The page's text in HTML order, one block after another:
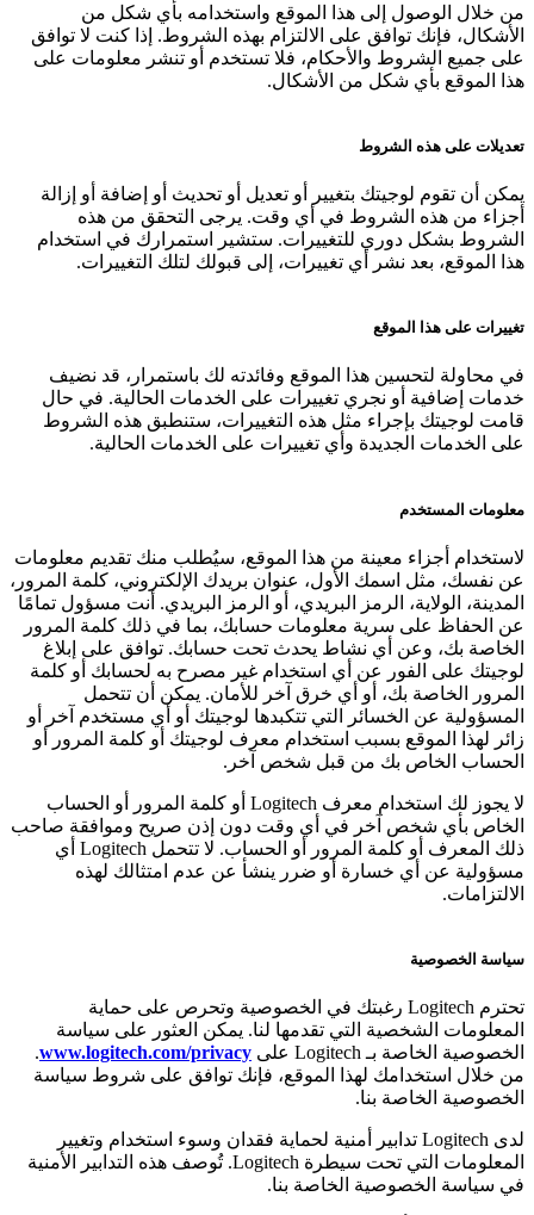
من خلال الوصول إلى هذا الموقع واستخدامه بأي شكل من
الأشكال، فإنك توافق على الالتزام بهذه الشروط. إذا كنت لا توافق
على جميع الشروط والأحكام، فلا تستخدم أو تنشر معلومات على
هذا الموقع بأي شكل من الأشكال.
تعديلات على هذه الشروط
يمكن أن تقوم لوجيتك بتغيير أو تعديل أو تحديث أو إضافة أو إزالة
أجزاء من هذه الشروط في أي وقت. يرجى التحقق من هذه
الشروط بشكل دوري للتغييرات. ستشير استمرارك في استخدام
هذا الموقع، بعد نشر أي تغييرات، إلى قبولك لتلك التغييرات.
تغييرات على هذا الموقع
في محاولة لتحسين هذا الموقع وفائدته لك باستمرار، قد نضيف
خدمات إضافية أو نجري تغييرات على الخدمات الحالية. في حال
قامت لوجيتك بإجراء مثل هذه التغييرات، ستنطبق هذه الشروط
على الخدمات الجديدة وأي تغييرات على الخدمات الحالية.
معلومات المستخدم
لاستخدام أجزاء معينة من هذا الموقع، سيُطلب منك تقديم معلومات
عن نفسك، مثل اسمك الأول، عنوان بريدك الإلكتروني، كلمة المرور،
المدينة، الولاية، الرمز البريدي، أو الرمز البريدي. أنت مسؤول تمامًا
عن الحفاظ على سرية معلومات حسابك، بما في ذلك كلمة المرور
الخاصة بك، وعن أي نشاط يحدث تحت حسابك. توافق على إبلاغ
لوجيتك على الفور عن أي استخدام غير مصرح به لحسابك أو كلمة
المرور الخاصة بك، أو أي خرق آخر للأمان. يمكن أن تتحمل
المسؤولية عن الخسائر التي تتكبدها لوجيتك أو أي مستخدم آخر أو
زائر لهذا الموقع بسبب استخدام معرف لوجيتك أو كلمة المرور أو
الحساب الخاص بك من قبل شخص آخر.
لا يجوز لك استخدام معرف Logitech أو كلمة المرور أو الحساب
الخاص بأي شخص آخر في أي وقت دون إذن صريح وموافقة صاحب
ذلك المعرف أو كلمة المرور أو الحساب. لا تتحمل Logitech أي
مسؤولية عن أي خسارة أو ضرر ينشأ عن عدم امتثالك لهذه
الالتزامات.
سياسة الخصوصية
تحترم Logitech رغبتك في الخصوصية وتحرص على حماية
المعلومات الشخصية التي تقدمها لنا. يمكن العثور على سياسة
الخصوصية الخاصة بـ Logitech على
www.logitech.com/privacy
.
من خلال استخدامك لهذا الموقع، فإنك توافق على شروط سياسة
الخصوصية الخاصة بنا.
لدى Logitech تدابير أمنية لحماية فقدان وسوء استخدام وتغيير
المعلومات التي تحت سيطرة Logitech. تُوصف هذه التدابير الأمنية
في سياسة الخصوصية الخاصة بنا.